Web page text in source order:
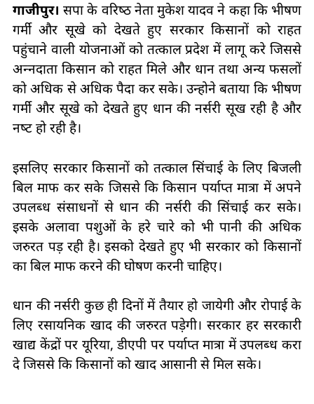
गाजीपुर।सपा के वरिष्‍ठ नेता मुकेश यादव ने कहा कि भीषण
गर्मी और सूखे को देखते हुए सरकार किसानों को राहत
पहुंचाने वाली योजनाओं को तत्‍काल प्रदेश में लागू करे जिससे
अन्‍नदाता किसान को राहत मिले और धान तथा अन्‍य फसलों
को अधिक से अधिक पैदा कर सके। उन्‍होने बताया कि भीषण
गर्मी और सूखे को देखते हुए धान की नर्सरी सूख रही है और
नष्‍ट हो रही है।
इसलिए सरकार किसानों को तत्‍काल सिंचाई के लिए बिजली
बिल माफ कर सके जिससे कि किसान पर्याप्‍त मात्रा में अपने
उपलब्‍ध संसाधनों से धान की नर्सरी की सिंचाई कर सके।
इसके अलावा पशुओं के हरे चारे को भी पानी की अधिक
जरुरत पड़ रही है। इसको देखते हुए भी सरकार को किसानों
का बिल माफ करने की घोषण करनी चाहिए।
धान की नर्सरी कुछ ही दिनों में तैयार हो जायेगी और रोपाई के
लिए रसायनिक खाद की जरुरत पड़ेगी। सरकार हर सरकारी
खाद्य केंद्रों पर यूरिया, डीएपी पर पर्याप्‍त मात्रा में उपलब्‍ध करा
दे जिससे कि किसानों को खाद आसानी से मिल सके।